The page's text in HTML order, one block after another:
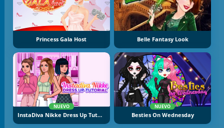
Princess Gala Host Belle Fantasy Look
NUEVO
InstaDiva Nikke Dress Up Tutorial
NUEVO
Besties On Wednesday